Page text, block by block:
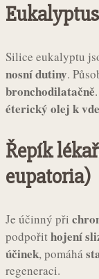
Silice eukalyptu
nosní dutiny.
bronchodilatačně
éterický olej k
Řepík
eupatoria)
Je účinný při
podpořithojení
účinek, pomáhá
regeneraci.